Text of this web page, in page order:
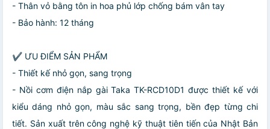
- Thân vỏ bằng tôn in hoa phủ lớp chống bám vân tay
- Bảo hành: 12 tháng
✔ ƯU ĐIỂM SẢN PHẨM
- Thiết kế nhỏ gọn, sang trọng
- Nồi cơm điện nắp gài Taka TK-RCD10D1 được thiết kế với
kiểu dáng nhỏ gọn, màu sắc sang trọng, bền đẹp từng chi
tiết. Sản xuất trên công nghệ kỹ thuật tiên tiến của Nhật Bản